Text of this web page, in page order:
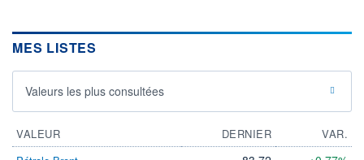
MES LISTES
Valeurs les plus consultées
VALEUR DERNIER
VAR.